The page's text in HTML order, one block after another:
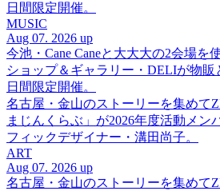
日間限定開催。
MUSIC
Aug 07. 2026 up
今池・Cane Caneと大大大の2会場を
ショップ＆ギャラリー・DELIが物販
日間限定開催。
名古屋・金山のストーリーを集めて
まじんくらぶ」が2026年度活動メン
フィックデザイナー・溝田尚子。
ART
Aug 07. 2026 up
名古屋・金山のストーリーを集めて